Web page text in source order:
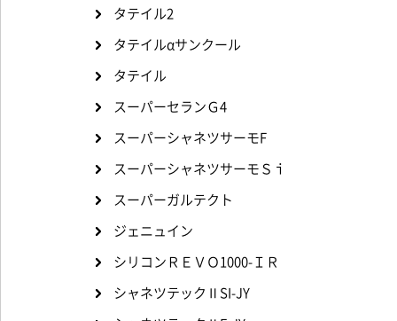
タテイル2
タテイルαサンクール
タテイル
スーパーセランＧ4
スーパーシャネツサーモF
スーパーシャネツサーモＳｉ
スーパーガルテクト
ジェニュイン
シリコンＲＥＶＯ1000-ＩＲ
シャネツテックⅡSI-JY